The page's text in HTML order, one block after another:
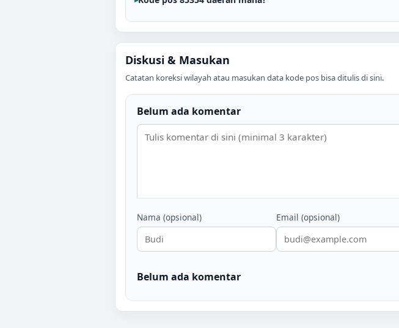
Diskusi & Masukan
Catatan koreksi wilayah atau masukan data kode pos bisa ditulis di sini.
Belum ada komentar
Nama (opsional) Email (opsional)
Belum ada komentar